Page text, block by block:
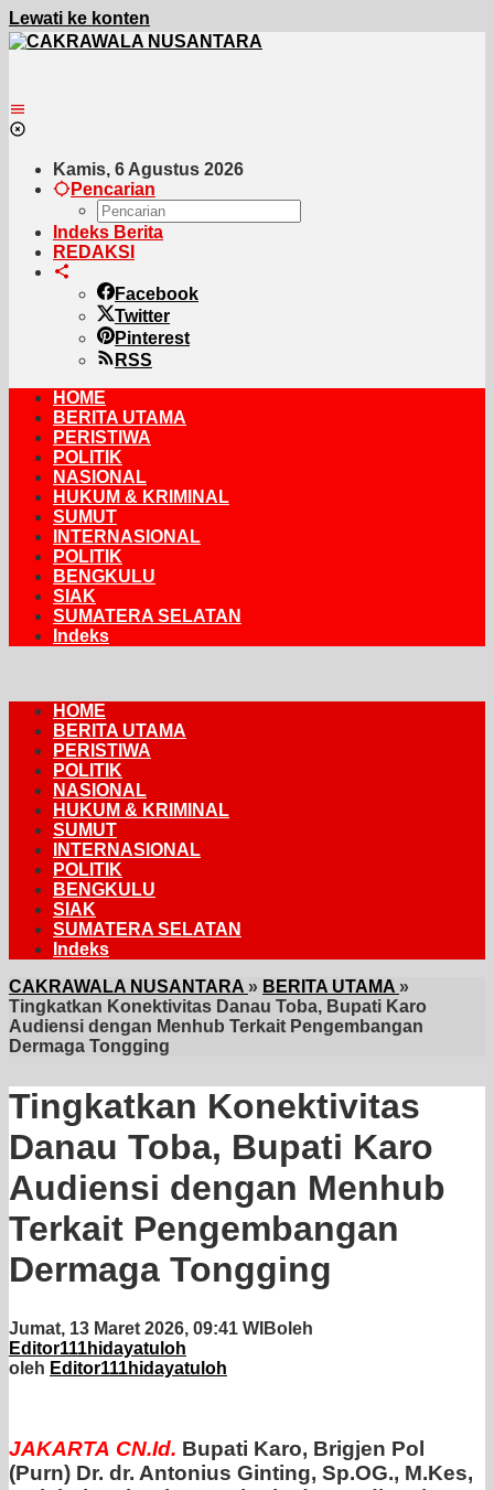
Lewati ke konten
Kamis, 6 Agustus 2026
Pencarian
Indeks Berita
REDAKSI
Facebook
Twitter
Pinterest
RSS
HOME
BERITA UTAMA
PERISTIWA
POLITIK
NASIONAL
HUKUM & KRIMINAL
SUMUT
INTERNASIONAL
POLITIK
BENGKULU
SIAK
SUMATERA SELATAN
Indeks
HOME
BERITA UTAMA
PERISTIWA
POLITIK
NASIONAL
HUKUM & KRIMINAL
SUMUT
INTERNASIONAL
POLITIK
BENGKULU
SIAK
SUMATERA SELATAN
Indeks
CAKRAWALA NUSANTARA » BERITA UTAMA »
Tingkatkan Konektivitas Danau Toba, Bupati Karo
Audiensi dengan Menhub Terkait Pengembangan
Dermaga Tongging
Tingkatkan Konektivitas
Danau Toba, Bupati Karo
Audiensi dengan Menhub
Terkait Pengembangan
Dermaga Tongging
Jumat, 13 Maret 2026, 09:41 WIBoleh
Editor111hidayatuloh
oleh Editor111hidayatuloh
JAKARTA CN.Id. Bupati Karo, Brigjen Pol
(Purn) Dr. dr. Antonius Ginting, Sp.OG., M.Kes,